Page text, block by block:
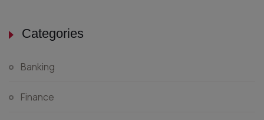
Categories
Banking
Finance